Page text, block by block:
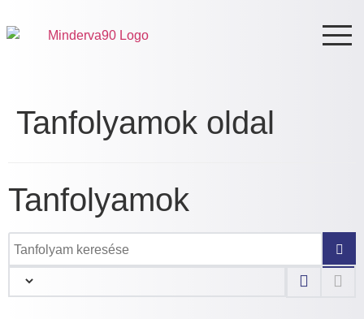
Tanfolyamok oldal
Tanfolyamok